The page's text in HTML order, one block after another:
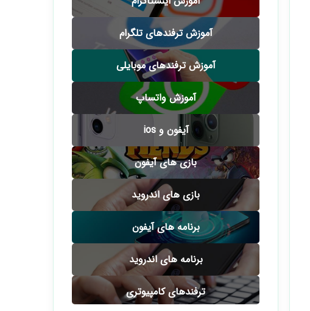
آموزش ترفندهای تلگرام
آموزش ترفندهای موبایلی
آموزش واتساپ
آیفون و ios
بازی های آیفون
بازی های اندروید
برنامه های آیفون
برنامه های اندروید
ترفندهای کامپیوتری